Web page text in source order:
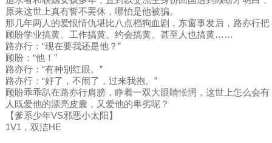
原来这世上真有誓不罢休，哪怕是他被骗。
那几年两人的爱恨情仇堪比八点档狗血剧，东窗事发后，路亦行把
顾盼学业搞黄、工作搞黄、约会搞黄、甚至人也搞黄……
路亦行：“现在要我还是他？”
顾盼：“他！”
路亦行：“有种别红眼。”
路亦行：“好了，不闹了，过来我抱。”
顾盼乖乖趴在路亦行肩膀，睁着一双大眼睛怅惘，这世上怎么会有
人既爱他的漂亮皮囊，又爱他的卑劣呢？
【爹系少年VS邪恶小太阳】
1V1，双洁HE